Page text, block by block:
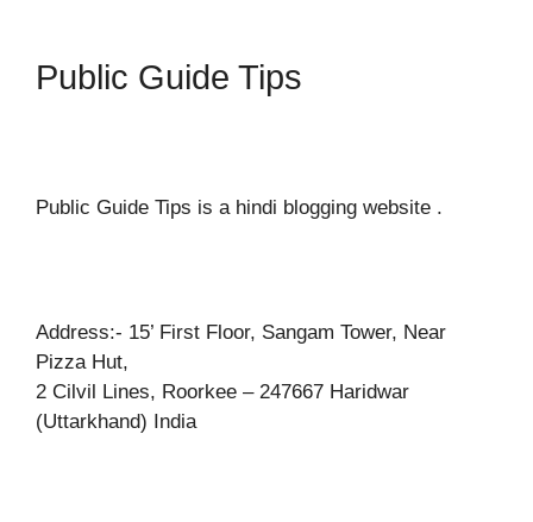
Public Guide Tips
Public Guide Tips is a hindi blogging website .
Address:- 15’ First Floor, Sangam Tower, Near
Pizza Hut,
2 Cilvil Lines, Roorkee – 247667 Haridwar
(Uttarkhand) India